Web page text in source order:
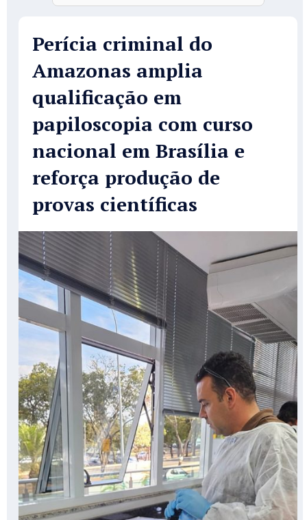
Perícia criminal do
Amazonas amplia
qualificação em
papiloscopia com curso
nacional em Brasília e
reforça produção de
provas científicas